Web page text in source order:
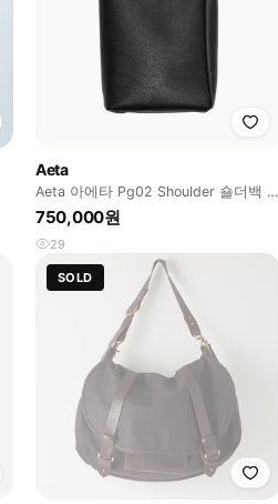
Aeta
Aeta 아에타 Pg02 Shoulder 숄더백 m
사이즈 블랙
750,000원
29
SOLD